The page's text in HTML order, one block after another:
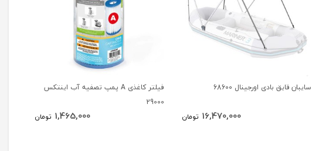
سایبان قایق بادی اورجینال 68600
16,470,000 تومان
فیلتر کاغذی A پمپ تصفیه آب اینتکس
29000
1,465,000 تومان